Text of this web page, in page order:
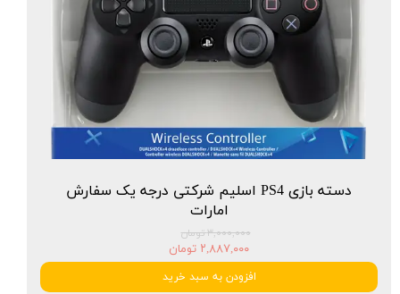
دسته بازی PS4 اسلیم شرکتی درجه یک سفارش
امارات
۳,۰۰۰,۰۰۰ تومان
۲,۸۸۷,۰۰۰ تومان
افزودن به سبد خرید